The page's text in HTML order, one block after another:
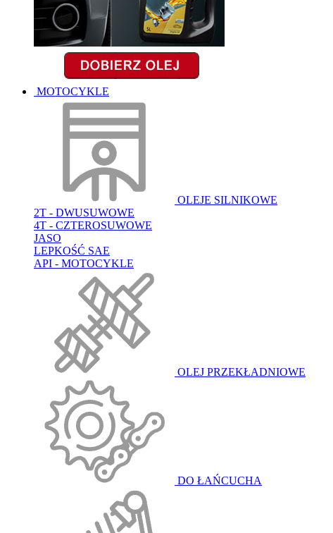
MOTOCYKLE
OLEJE SILNIKOWE
2T - DWUSUWOWE
4T - CZTEROSUWOWE
JASO
LEPKOŚĆ SAE
API - MOTOCYKLE
OLEJ PRZEKŁADNIOWE
DO ŁAŃCUCHA